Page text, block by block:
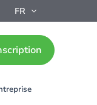
FR